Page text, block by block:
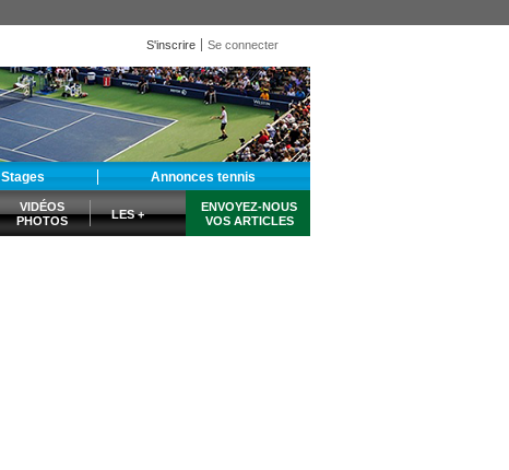
S'inscrire Se connecter
Stages Annonces tennis
VIDÉOS
PHOTOS
LES +
ENVOYEZ-NOUS
VOS ARTICLES